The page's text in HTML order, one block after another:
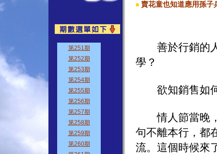
■ 賣花童也知道應用孫子
善於行銷的人
學？
欲知銷售如何
情人節當晚，
句不離本行，都
流。這個時候來